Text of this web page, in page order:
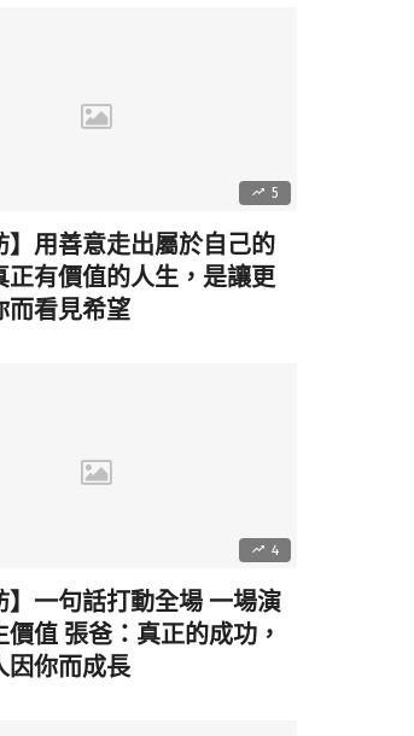
5
】用善意走出屬於自己的
正有價值的人生，是讓更
而看見希望
4
】一句話打動全場 一場演
值 張爸：真正的成功，
因你而成長